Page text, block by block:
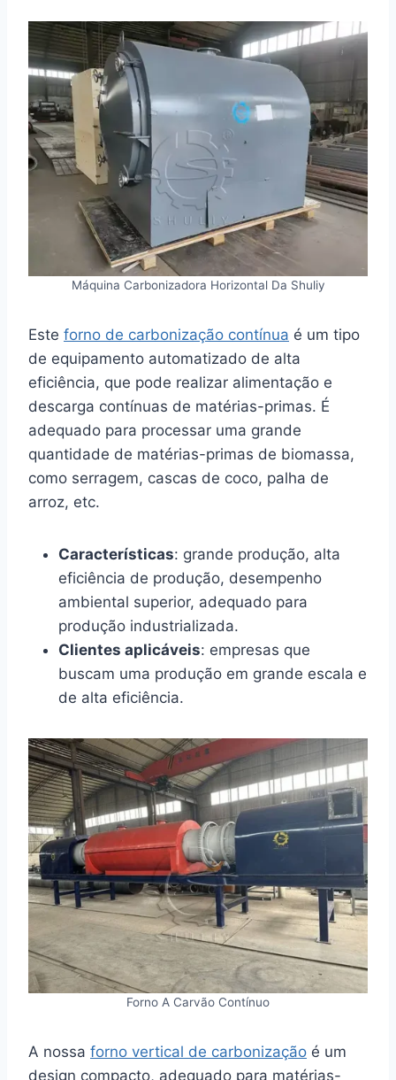
Máquina Carbonizadora Horizontal Da Shuliy
Este forno de carbonização contínua é um tipo
de equipamento automatizado de alta
eficiência, que pode realizar alimentação e
descarga contínuas de matérias-primas. É
adequado para processar uma grande
quantidade de matérias-primas de biomassa,
como serragem, cascas de coco, palha de
arroz, etc.
Características: grande produção, alta
eficiência de produção, desempenho
ambiental superior, adequado para
produção industrializada.
Clientes aplicáveis: empresas que
buscam uma produção em grande escala e
de alta eficiência.
Forno A Carvão Contínuo
A nossa forno vertical de carbonização é um
design compacto, adequado para matérias-